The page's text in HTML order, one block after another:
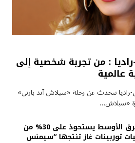
: من تجربة شخصية إلى
عالمية
تتحدث عن رحلة «سبلاش آند بارتي»
«سبلاش…
الشرق الأوسط يستحوذ على 30% من
توربينات غاز تنتجها “سيمنس